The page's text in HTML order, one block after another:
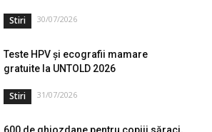
Stiri 30/07/2026
Teste HPV și ecografii mamare
gratuite la UNTOLD 2026
Stiri 31/07/2026